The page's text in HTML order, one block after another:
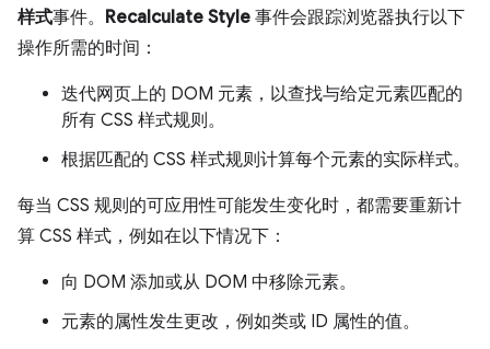
样式事件。 Recalculate Style 事件会跟踪浏览器执行以下
操作所需的时间：
迭代网页上的 DOM 元素，以查找与给定元素匹配的
所有 CSS 样式规则。
根据匹配的 CSS 样式规则计算每个元素的实际样式。
每当 CSS 规则的可应用性可能发生变化时，都需要重新计
算 CSS 样式，例如在以下情况下：
向 DOM 添加或从 DOM 中移除元素。
元素的属性发生更改，例如类或 ID 属性的值。